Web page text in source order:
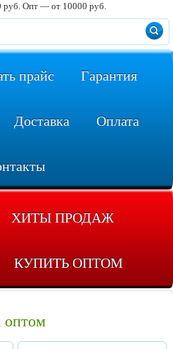
руб.Опт — от 10000 руб.
прайс Гарантия
Доставка Оплата
ХИТЫ ПРОДАЖ
КУПИТЬ ОПТОМ
оптом